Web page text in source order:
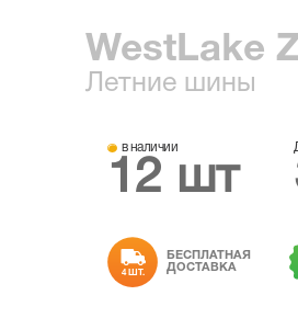
WestLake
Летние шины
в наличии
12 шт
4 ШТ.
БЕСПЛАТНАЯ
ДОСТАВКА